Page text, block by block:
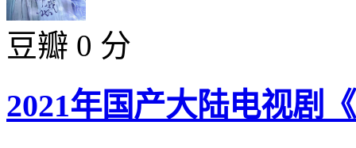
豆瓣 0 分
2021年国产大陆电视剧